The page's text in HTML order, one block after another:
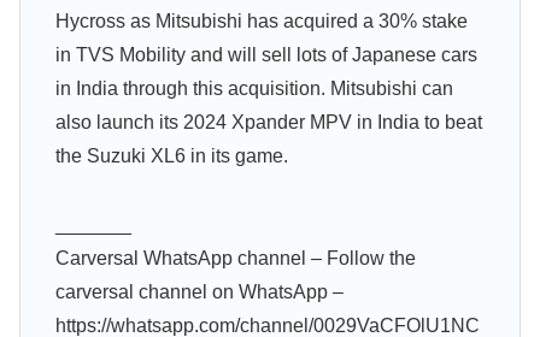
Hycross as Mitsubishi has acquired a 30% stake
in TVS Mobility and will sell lots of Japanese cars
in India through this acquisition. Mitsubishi can
also launch its 2024 Xpander MPV in India to beat
the Suzuki XL6 in its game.
Carversal WhatsApp channel – Follow the
carversal channel on WhatsApp –
https://whatsapp.com/channel/0029VaCFOlU1NC